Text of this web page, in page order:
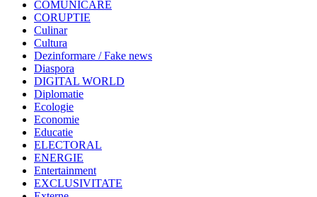
COMUNICARE
CORUPTIE
Culinar
Cultura
Dezinformare / Fake news
Diaspora
DIGITAL WORLD
Diplomatie
Ecologie
Economie
Educatie
ELECTORAL
ENERGIE
Entertainment
EXCLUSIVITATE